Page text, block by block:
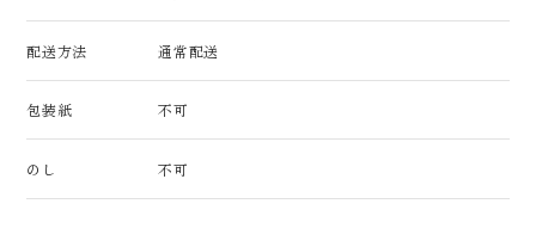
配送方法 通常配送
包装紙 不可
のし 不可